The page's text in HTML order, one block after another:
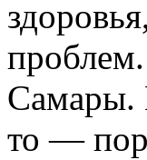
Самары.
то —